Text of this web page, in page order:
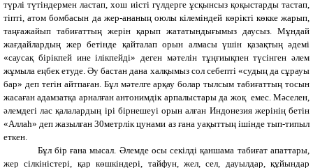
түрлі түтіндермен ластап, хош иісті гүлдерге ұсқынсыз қоқыстарды тастап,
тіпті, атом бомбасын да жер-ананың оюлы кілеміндей көрікті көкке жарып,
таңғажайып табиғаттың жерін қарып жататындығымыз даусыз. Мұндай
жағдайлардың жер бетінде қайталап орын алмасы үшін қазақтың әдемі
«саусақ бірікпей ине ілікпейді» деген мәтелін тұңғиықпен түсінген әлем
жұмыла еңбек етуде. Әу бастан дана халқымыз сол себепті «судың да сұрауы
бар» деп тегін айтпаған. Бұл мәтелге арқау болар тылсым табиғаттың тосын
жасаған адамзатқа арналған антонимдік арпалыстары да жоқ емес. Мәселен,
әлемдегі лас қалалардың ірі бірнешеуі орын алған Индонезия жерінің бетін
«Аллаһ» деп жазылған 30метрлік цунами аз ғана уақыттың ішінде тып-типыл
еткен.
Бұл бір ғана мысал. Әлемде осы секілді қаншама табиғат апаттары,
жер сілкіністері, қар көшкіндері, тайфун, жел, сел, дауылдар, құйындар